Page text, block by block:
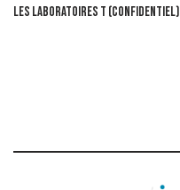
les Laboratoires T (confidentiel)